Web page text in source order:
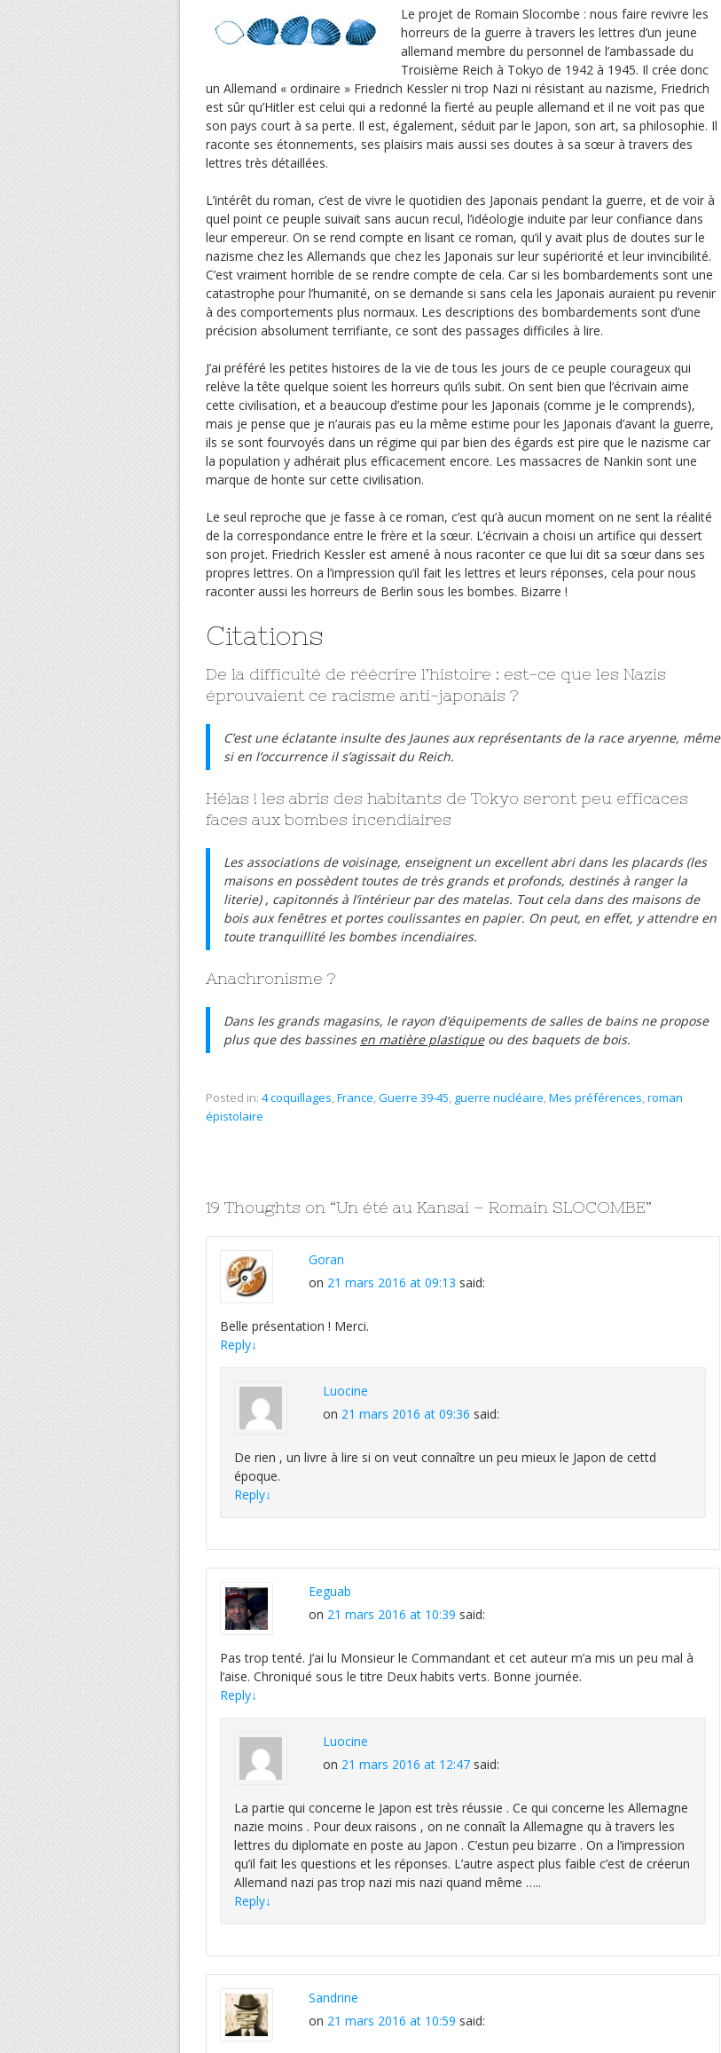
Le projet de Romain Slocombe : nous faire revivre les
horreurs de la guerre à travers les lettres d’un jeune
allemand membre du personnel de l’ambassade du
Troisième Reich à Tokyo de 1942 à 1945. Il crée donc
un Allemand « ordinaire » Friedrich Kessler ni trop Nazi ni résistant au nazisme, Friedrich
est sûr qu’Hitler est celui qui a redonné la fierté au peuple allemand et il ne voit pas que
son pays court à sa perte. Il est, également, séduit par le Japon, son art, sa philosophie. Il
raconte ses étonnements, ses plaisirs mais aussi ses doutes à sa sœur à travers des
lettres très détaillées.
L’intérêt du roman, c’est de vivre le quotidien des Japonais pendant la guerre, et de voir à
quel point ce peuple suivait sans aucun recul, l’idéologie induite par leur confiance dans
leur empereur. On se rend compte en lisant ce roman, qu’il y avait plus de doutes sur le
nazisme chez les Allemands que chez les Japonais sur leur supériorité et leur invincibilité.
C’est vraiment horrible de se rendre compte de cela. Car si les bombardements sont une
catastrophe pour l’humanité, on se demande si sans cela les Japonais auraient pu revenir
à des comportements plus normaux. Les descriptions des bombardements sont d’une
précision absolument terrifiante, ce sont des passages difficiles à lire.
J’ai préféré les petites histoires de la vie de tous les jours de ce peuple courageux qui
relève la tête quelque soient les horreurs qu’ils subit. On sent bien que l’écrivain aime
cette civilisation, et a beaucoup d’estime pour les Japonais (comme je le comprends),
mais je pense que je n’aurais pas eu la même estime pour les Japonais d’avant la guerre,
ils se sont fourvoyés dans un régime qui par bien des égards est pire que le nazisme car
la population y adhérait plus efficacement encore. Les massacres de Nankin sont une
marque de honte sur cette civilisation.
Le seul reproche que je fasse à ce roman, c’est qu’à aucun moment on ne sent la réalité
de la correspondance entre le frère et la sœur. L’écrivain a choisi un artifice qui dessert
son projet. Friedrich Kessler est amené à nous raconter ce que lui dit sa sœur dans ses
propres lettres. On a l’impression qu’il fait les lettres et leurs réponses, cela pour nous
raconter aussi les horreurs de Berlin sous les bombes. Bizarre !
Citations
De la difficulté de réécrire l’histoire : est-ce que les Nazis
éprouvaient ce racisme anti-japonais ?
C’est une éclatante insulte des Jaunes aux représentants de la race aryenne, même
si en l’occurrence il s’agissait du Reich.
Hélas ! les abris des habitants de Tokyo seront peu efficaces
faces aux bombes incendiaires
Les associations de voisinage, enseignent un excellent abri dans les placards (les
maisons en possèdent toutes de très grands et profonds, destinés à ranger la
literie) , capitonnés à l’intérieur par des matelas. Tout cela dans des maisons de
bois aux fenêtres et portes coulissantes en papier. On peut, en effet, y attendre en
toute tranquillité les bombes incendiaires.
Anachronisme ?
Dans les grands magasins, le rayon d’équipements de salles de bains ne propose
plus que des bassines en matière plastiqueou des baquets de bois.
Posted in: 4 coquillages,France,Guerre 39-45, guerre nucléaire,Mes préférences,roman
épistolaire
19 Thoughts on “Un été au Kansai – Romain SLOCOMBE”
Goran
on 21 mars 2016 at 09:13 said:
Belle présentation ! Merci.
Reply↓
Luocine
on 21 mars 2016 at 09:36 said:
De rien , un livre à lire si on veut connaître un peu mieux le Japon de cettd
époque.
Reply↓
Eeguab
on 21 mars 2016 at 10:39 said:
Pas trop tenté. J’ai lu Monsieur le Commandant et cet auteur m’a mis un peu mal à
l’aise. Chroniqué sous le titre Deux habits verts. Bonne journée.
Reply↓
Luocine
on 21 mars 2016 at 12:47 said:
La partie qui concerne le Japon est très réussie . Ce qui concerne les Allemagne
nazie moins . Pour deux raisons , on ne connaît la Allemagne qu à travers les
lettres du diplomate en poste au Japon . C’estun peu bizarre . On a l’impression
qu’il fait les questions et les réponses. L’autre aspect plus faible c’est de créerun
Allemand nazi pas trop nazi mis nazi quand même …..
Reply↓
Sandrine
on 21 mars 2016 at 10:59 said: